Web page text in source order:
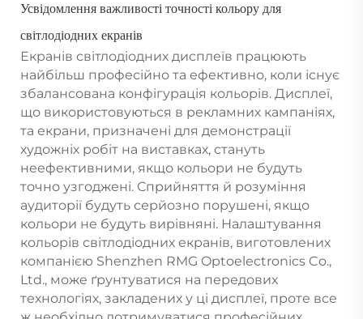
Усвідомлення важливості точності кольору для
світлодіодних екранів
Екранів світлодіодних дисплеїв працюють
найбільш професійно та ефективно, коли існує
збалансована конфігурація кольорів. Дисплеї,
що використовуються в рекламних кампаніях,
та екрани, призначені для демонстрації
художніх робіт на виставках, стануть
неефективними, якщо кольори не будуть
точно узгоджені. Сприйняття й розуміння
аудиторії будуть серйозно порушені, якщо
кольори не будуть вирівняні. Налаштування
кольорів світлодіодних екранів, виготовлених
компанією Shenzhen RMG Optoelectronics Co.,
Ltd., може ґрунтуватися на передових
технологіях, закладених у ці дисплеї, проте все